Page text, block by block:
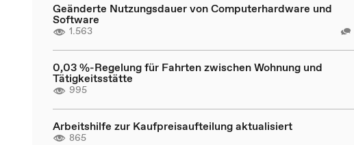
Geänderte Nutzungsdauer von Computerhardware und
Software
1.563
0,03 %-Regelung für Fahrten zwischen Wohnung und
Tätigkeitsstätte
995
Arbeitshilfe zur Kaufpreisaufteilung aktualisiert
865